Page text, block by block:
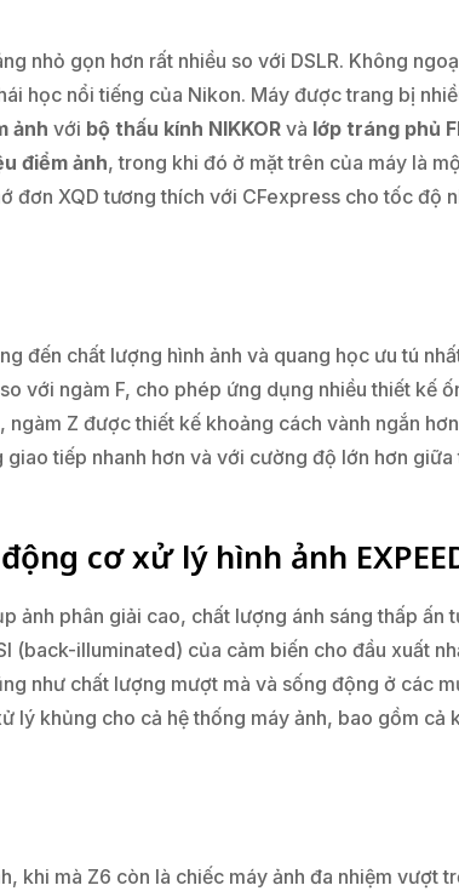
nhỏ gọn hơn rất nhiều so với DSLR. Không
học nổi tiếng của Nikon. Máy được trang bị
ảnh với bộ thấu kính NIKKOR và lớp tráng phủ
điểm ảnh, trong khi đó ở mặt trên của máy là
XQD tương thích với CFexpress cho tốc độ
đến chất lượng hình ảnh và quang học ưu tú
với ngàm F, cho phép ứng dụng nhiều thiết kế
Z được thiết kế khoảng cách vành ngắn
tiếp nhanh hơn và với cường độ lớn hơn
cơ xử lý hình ảnh
ảnh phân giải cao, chất lượng ánh sáng thấp ấn
illuminated) của cảm biến cho đầu xuất
như chất lượng mượt mà và sống động ở các
lý khủng cho cả hệ thống máy ảnh, bao gồm cả
khi mà Z6 còn là chiếc máy ảnh đa nhiệm vượt